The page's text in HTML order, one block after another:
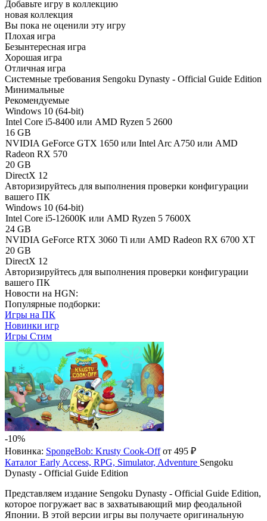
Добавьте игру в коллекцию
новая коллекция
Вы пока не оценили эту игру
Плохая игра
Безынтересная игра
Хорошая игра
Отличная игра
Системные требования Sengoku Dynasty - Official Guide Edition
Минимальные
Рекомендуемые
Windows 10 (64-bit)
Intel Core i5-8400 или AMD Ryzen 5 2600
16 GB
NVIDIA GeForce GTX 1650 или Intel Arc A750 или AMD
Radeon RX 570
20 GB
DirectX 12
Авторизируйтесь для выполнения проверки конфигурации
вашего ПК
Windows 10 (64-bit)
Intel Core i5-12600K или AMD Ryzen 5 7600X
24 GB
NVIDIA GeForce RTX 3060 Ti или AMD Radeon RX 6700 XT
20 GB
DirectX 12
Авторизируйтесь для выполнения проверки конфигурации
вашего ПК
Новости на HGN:
Популярные подборки:
Игры на ПК
Новинки игр
Игры Стим
-10%
Новинка: SpongeBob: Krusty Cook-Offот 495 ₽
Каталог Early Access, RPG, Simulator, Adventure Sengoku
Dynasty - Official Guide Edition
Представляем издание Sengoku Dynasty - Official Guide Edition,
которое погружает вас в захватывающий мир феодальной
Японии. В этой версии игры вы получаете оригинальную